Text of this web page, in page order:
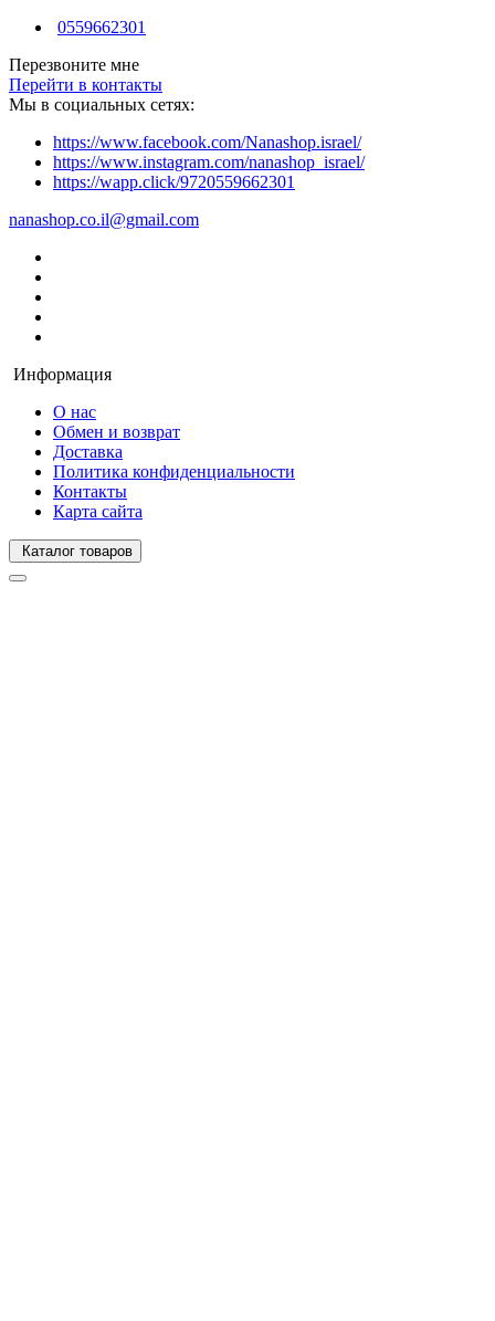
0559662301
Перезвоните мне
Перейти в контакты
Мы в социальных сетях:
https://www.facebook.com/Nanashop.israel/
https://www.instagram.com/nanashop_israel/
https://wapp.click/9720559662301
nanashop.co.il@gmail.com
Информация
О нас
Обмен и возврат
Доставка
Политика конфиденциальности
Контакты
Карта сайта
Каталог товаров